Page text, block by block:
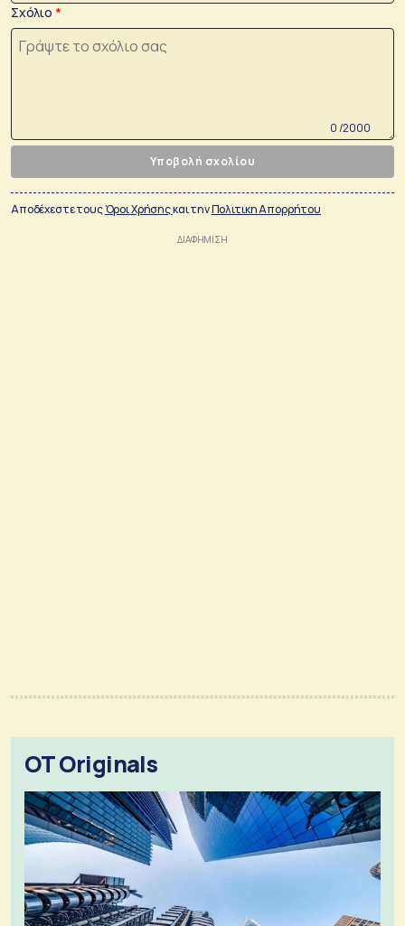
Σχόλιο
0 /2000
Υποβολή σχολίου
Αποδέχεστε τουςΌροι Χρήσηςκαι τηνΠολιτικη Απορρήτου
OT Originals